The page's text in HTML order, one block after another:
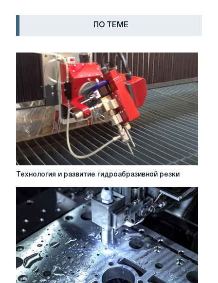
ПО ТЕМЕ
Технология
развитие
гидроабразивной
Технология и развитие гидроабразивной резки